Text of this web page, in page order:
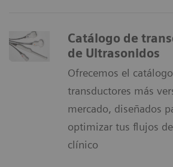
Catálogo de
de Ultrasonidos
Ofrecemos el
transductores más
mercado, diseñados
optimizar tus flujos
clínico